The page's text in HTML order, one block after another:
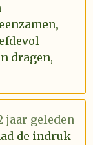
dragen,
jaar geleden
de indruk